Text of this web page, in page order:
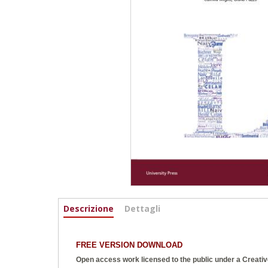
Informazioni
Descrizione (scheda
Dettagli
FREE VERSION DOWNLOAD
Open access work licensed to the public under a